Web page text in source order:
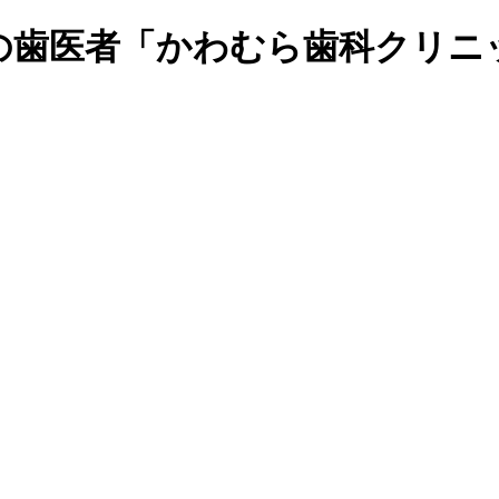
医者「かわむら歯科クリニ